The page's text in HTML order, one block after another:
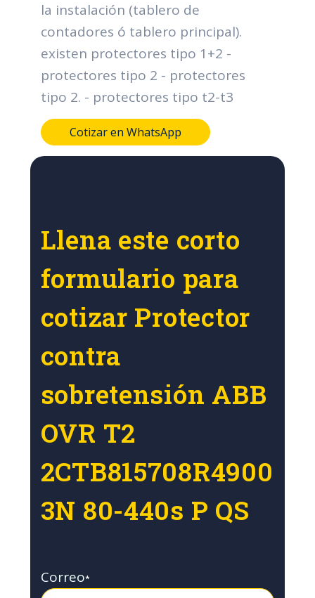
la instalación (tablero de
contadores ó tablero principal).
existen protectores tipo 1+2 -
protectores tipo 2 - protectores
tipo 2. - protectores tipo t2-t3
Cotizar en WhatsApp
Llena este corto
formulario para
cotizar Protector
contra
sobretensión ABB
OVR T2
2CTB815708R4900
3N 80-440s P QS
Correo*